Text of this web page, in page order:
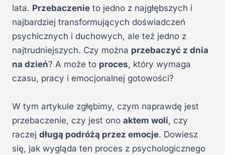
lata. Przebaczenie to jedno z najgłębszych i
najbardziej transformujących doświadczeń
psychicznych i duchowych, ale też jedno z
najtrudniejszych. Czy można przebaczyć z dnia
na dzień? A może to proces, który wymaga
czasu, pracy i emocjonalnej gotowości?
W tym artykule zgłębimy, czym naprawdę jest
przebaczenie, czy jest ono aktem woli, czy
raczej długą podróżą przez emocje. Dowiesz
się, jak wygląda ten proces z psychologicznego